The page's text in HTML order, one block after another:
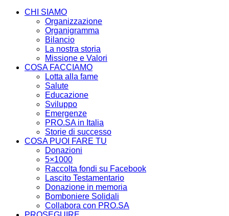
CHI SIAMO
Organizzazione
Organigramma
Bilancio
La nostra storia
Missione e Valori
COSA FACCIAMO
Lotta alla fame
Salute
Educazione
Sviluppo
Emergenze
PRO.SA in Italia
Storie di successo
COSA PUOI FARE TU
Donazioni
5×1000
Raccolta fondi su Facebook
Lascito Testamentario
Donazione in memoria
Bomboniere Solidali
Collabora con PRO.SA